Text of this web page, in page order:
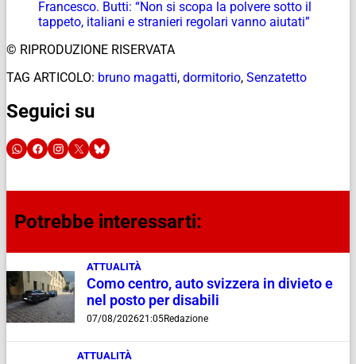
Francesco. Butti: “Non si scopa la polvere sotto il
tappeto, italiani e stranieri regolari vanno aiutati”
© RIPRODUZIONE RISERVATA
TAG ARTICOLO: bruno magatti, dormitorio, Senzatetto
Seguici su
Potrebbe interessarti:
ATTUALITÀ
Como centro, auto svizzera in divieto e
nel posto per disabili
07/08/202621:05Redazione
ATTUALITÀ